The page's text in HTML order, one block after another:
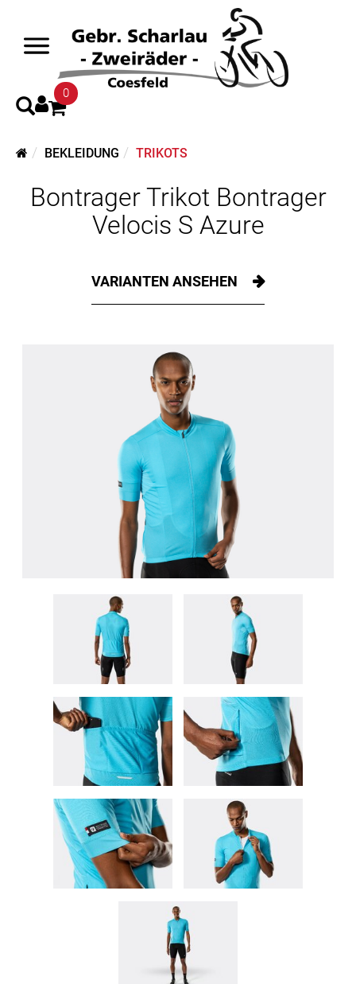
0
BEKLEIDUNG TRIKOTS
Bontrager Trikot Bontrager
Velocis S Azure
VARIANTEN ANSEHEN